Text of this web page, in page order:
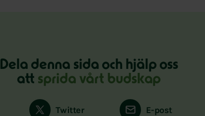
Dela denna sida och hjälp oss
att sprida vårt budskap
Twitter E-post